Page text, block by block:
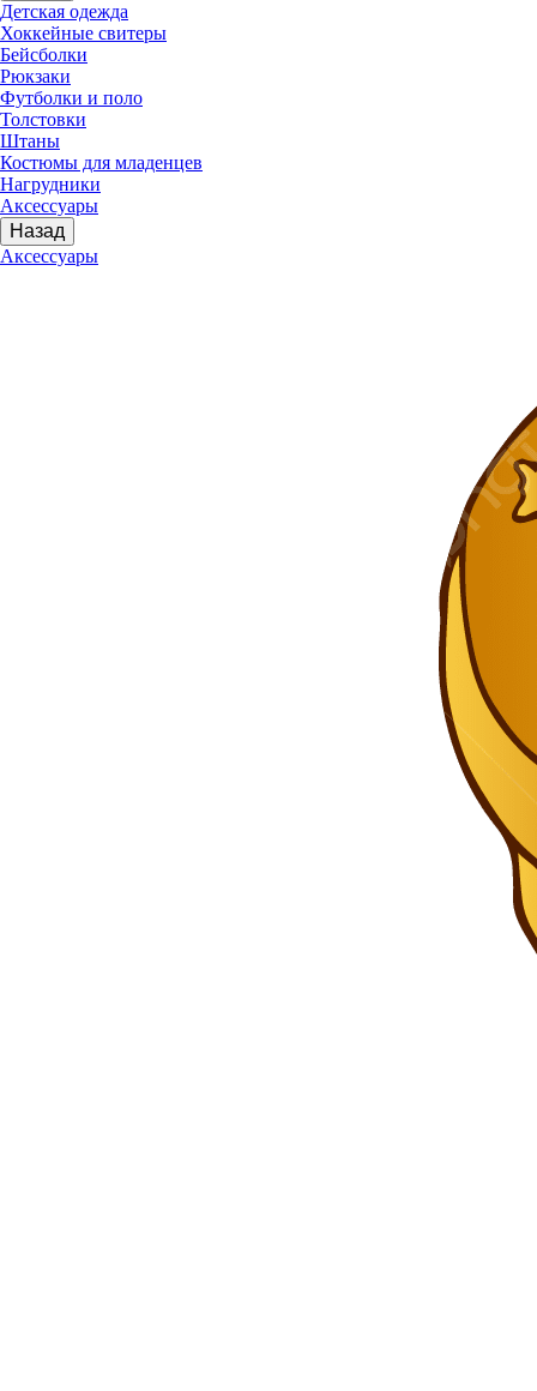
Детская одежда
Хоккейные свитеры
Бейсболки
Рюкзаки
Футболки и поло
Толстовки
Штаны
Костюмы для младенцев
Нагрудники
Аксессуары
Назад
Аксессуары